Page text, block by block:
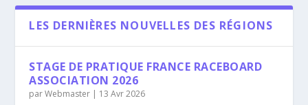
LES DERNIÈRES NOUVELLES DES RÉGIONS
STAGE DE PRATIQUE FRANCE RACEBOARD
ASSOCIATION 2026
parWebmaster | 13 Avr 2026